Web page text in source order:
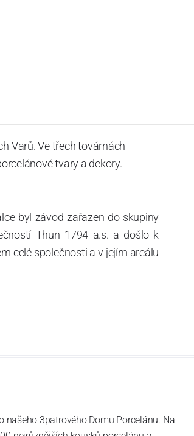
Varů. Ve třech továrnách
tvary a dekory.
byl závod zařazen do skupiny
Thun 1794 a.s. a došlo k
celé společnosti a v jejím areálu
našeho 3patrového Domu Porcelánu. Na